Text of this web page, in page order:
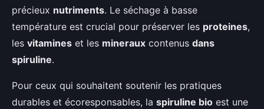
précieux nutriments. Le séchage à basse
température est crucial pour préserver les proteines,
les vitamines et les mineraux contenus dans
spiruline.
Pour ceux qui souhaitent soutenir les pratiques
durables et écoresponsables, la spiruline bio est une